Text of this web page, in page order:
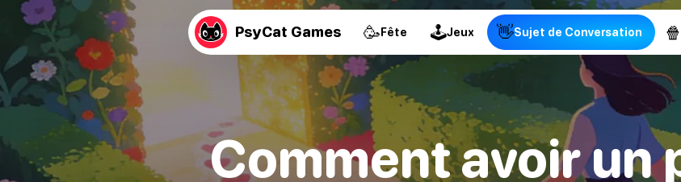
PsyCat Games 🥳Fête 🕹Jeux 👋Sujet de Conversation 🍿
Comment avoir un